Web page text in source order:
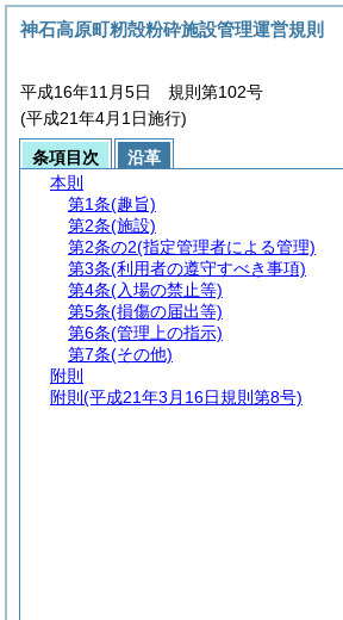
神石高原町籾殻粉砕施設管理運営規則
平成16年11月5日 規則第102号
(平成21年4月1日施行)
条項目次
沿革
本則
第1条(趣旨)
第2条(施設)
第2条の2(指定管理者による管理)
第3条(利用者の遵守すべき事項)
第4条(入場の禁止等)
第5条(損傷の届出等)
第6条(管理上の指示)
第7条(その他)
附則
附則 (平成21年3月16日規則第8号)